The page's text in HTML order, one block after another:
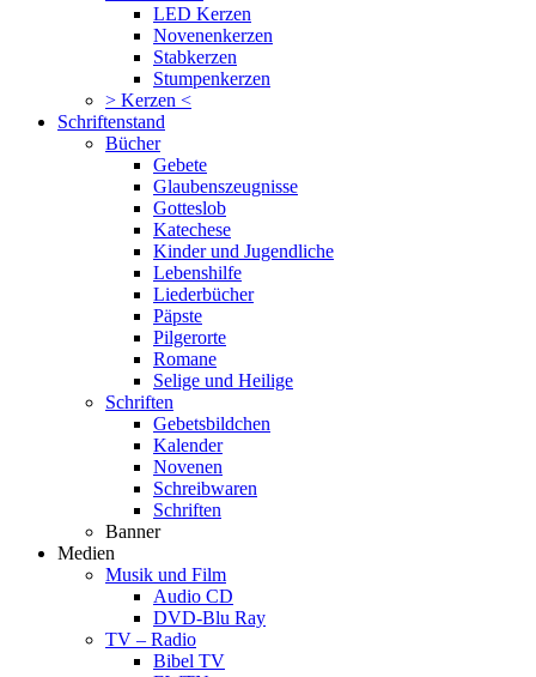
LED Kerzen
Novenenkerzen
Stabkerzen
Stumpenkerzen
> Kerzen <
Schriftenstand
Bücher
Gebete
Glaubenszeugnisse
Gotteslob
Katechese
Kinder und Jugendliche
Lebenshilfe
Liederbücher
Päpste
Pilgerorte
Romane
Selige und Heilige
Schriften
Gebetsbildchen
Kalender
Novenen
Schreibwaren
Schriften
Banner
Medien
Musik und Film
Audio CD
DVD-Blu Ray
TV – Radio
Bibel TV